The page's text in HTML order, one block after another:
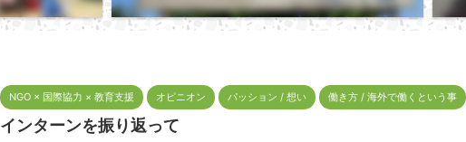
NGO × 国際協力 × 教育支援 オピニオン パッション / 想い 働き方 / 海外で働くという事
インターンを振り返って